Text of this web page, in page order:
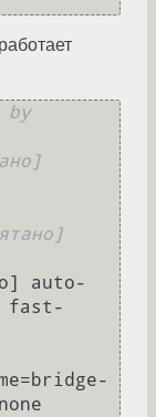
by
auto-
fast-